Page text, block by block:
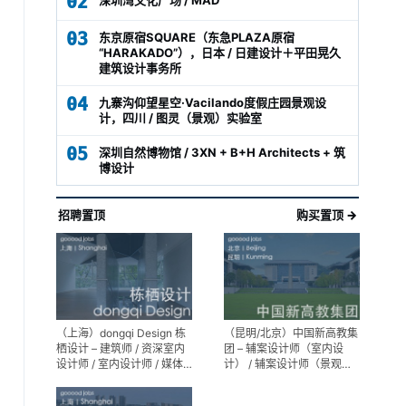
03
东京原宿SQUARE（东急PLAZA原宿
“HARAKADO”），日本 / 日建设计＋平田晃久
建筑设计事务所
04
九寨沟仰望星空·Vacilando度假庄园景观设
计，四川 / 图灵（景观）实验室
05
深圳自然博物馆 / 3XN + B+H Architects + 筑
博设计
招聘置顶 购买置顶 →
（上海）dongqi Design 栋
栖设计 – 建筑师 / 资深室内
设计师 / 室内设计师 / 媒体
生（常年招聘）
（昆明/北京）中国新高教集
团 – 辅案设计师（室内设
计） / 辅案设计师（景观设